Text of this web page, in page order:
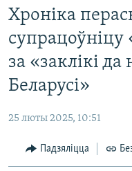
Перайсьці
да
галоўнага
зьместу
Перайсьці
да
галоўнай
Перайсьці
да
УСЕ НАВІНЫ
ВАЙНА
ТОЛЬКІ НА СВАБОДЗЕ
КНІГІ
СУВЯЗЬ
АБЫСЬЦІ БЛЯКАВАНЬНЕ
ПАДПІСАЦЦА
FACEBOOK
САЧЫЦЕ ЗА АБНАЎЛЕНЬНЯМІ
Хроніка
супрацоўніцу
за «заклікі
Беларусі»
25 люты 2025, 10:51
Падзяліцца